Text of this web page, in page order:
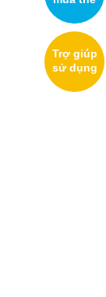
Trợ giúp
sử dụng